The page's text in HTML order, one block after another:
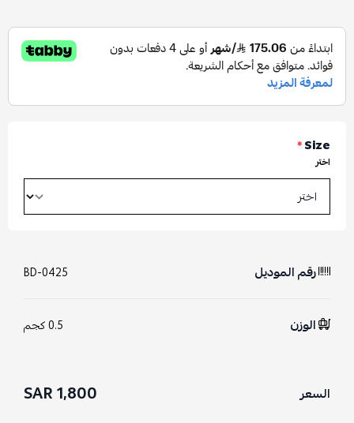
Size
*
اختر
رقم الموديل BD-0425
الوزن 0.5 كجم
السعر 1,800 SAR